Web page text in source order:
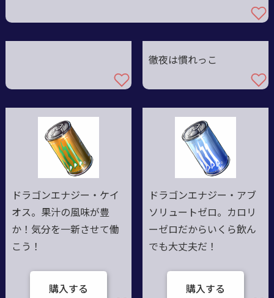
徹夜は慣れっこ
ドラゴンエナジー・ケイ
オス。果汁の風味が豊
か！気分を一新させて働
こう！
購入する
ドラゴンエナジー・アブ
ソリュートゼロ。カロリ
ーゼロだからいくら飲ん
でも大丈夫だ！
購入する